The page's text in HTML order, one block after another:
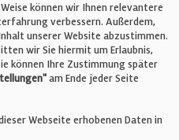
können wir Ihnen relevantere
verbessern. Außerdem,
unserer Website abzustimmen.
wir Sie hiermit um Erlaubnis,
können Ihre Zustimmung später
am Ende jeder Seite
Webseite erhobenen Daten in